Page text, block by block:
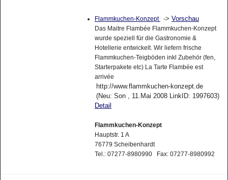
Flammkuchen-Konzept -> Vorschau
Das Maitre Flambée Flammkuchen-Konzept
wurde speziell für die Gastronomie &
Hotellerie entwickelt. Wir liefern frische
Flammkuchen-Teigböden inkl Zubehör (fen,
Starterpakete etc) La Tarte Flambée est
arrivée
http://www.flammkuchen-konzept.de
(Neu: Son , 11.Mai 2008 LinkID: 1997603)
Detail
Flammkuchen-Konzept
Hauptstr. 1 A
76779 Scheibenhardt
Tel.: 07277-8980990 Fax: 07277-8980992